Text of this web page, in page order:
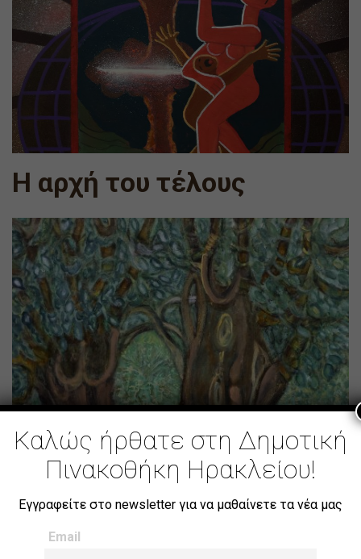
Η αρχή του τέλους
Καλώς ήρθατε στη Δημοτική
Πινακοθήκη Ηρακλείου!
Εγγραφείτε στο newsletter για να μαθαίνετε τα νέα μας
Email